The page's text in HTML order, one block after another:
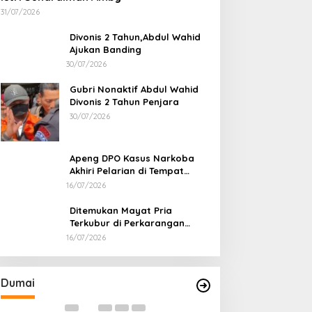
31/07/2026
Divonis 2 Tahun,Abdul Wahid
Ajukan Banding
30/07/2026
Gubri Nonaktif Abdul Wahid
Divonis 2 Tahun Penjara
30/07/2026
Apeng DPO Kasus Narkoba
Akhiri Pelarian di Tempat
Persembunyiannya di Kampar
16/07/2026
Ditemukan Mayat Pria
Terkubur di Perkarangan
Rumah
16/07/2026
Dumai
Empat Kepala Daerah Temui
Kemendikdasmen
Di Dumai
Nota